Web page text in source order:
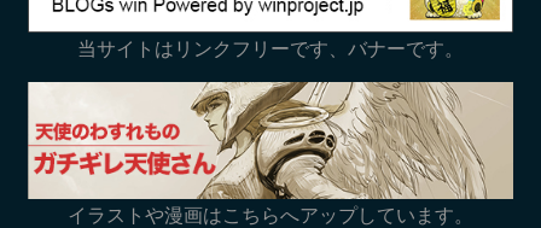
当サイトはリンクフリーです、バナーです。
イラストや漫画はこちらへアップしています。